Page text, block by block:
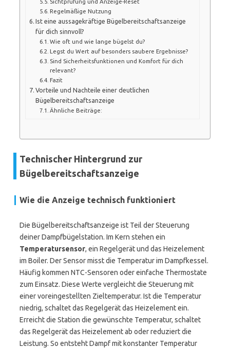
Regelmäßige Nutzung
Ist eine aussagekräftige Bügelbereitschaftsanzeige
für dich sinnvoll?
Wie oft und wie lange bügelst du?
Legst du Wert auf besonders saubere Ergebnisse?
Sind Sicherheitsfunktionen und Komfort für dich
relevant?
Fazit
Vorteile und Nachteile einer deutlichen
Bügelbereitschaftsanzeige
Ähnliche Beiträge:
Technischer Hintergrund zur
Bügelbereitschaftsanzeige
Wie die Anzeige technisch funktioniert
Die Bügelbereitschaftsanzeige ist Teil der Steuerung
deiner Dampfbügelstation. Im Kern stehen ein
Temperatursensor, ein Regelgerät und das Heizelement
im Boiler. Der Sensor misst die Temperatur im Dampfkessel.
Häufig kommen NTC-Sensoren oder einfache Thermostate
zum Einsatz. Diese Werte vergleicht die Steuerung mit
einer voreingestellten Zieltemperatur. Ist die Temperatur
niedrig, schaltet das Regelgerät das Heizelement ein.
Erreicht die Station die gewünschte Temperatur, schaltet
das Regelgerät das Heizelement ab oder reduziert die
Leistung. So entsteht Dampf mit konstanter Temperatur